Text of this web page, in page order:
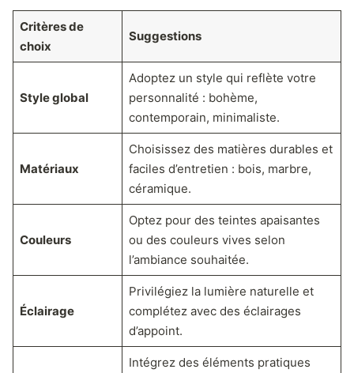
Critères de
choix
Suggestions
Style global
Adoptez un style qui reflète votre
personnalité : bohème,
contemporain, minimaliste.
Matériaux
Choisissez des matières durables et
faciles d’entretien : bois, marbre,
céramique.
Couleurs
Optez pour des teintes apaisantes
ou des couleurs vives selon
l’ambiance souhaitée.
Éclairage
Privilégiez la lumière naturelle et
complétez avec des éclairages
d’appoint.
Intégrez des éléments pratiques